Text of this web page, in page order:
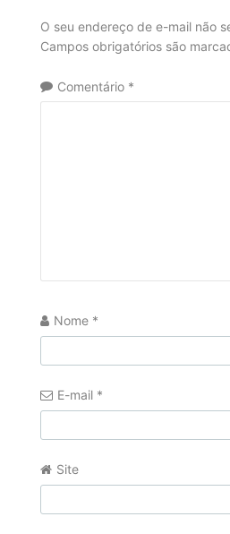
O seu endereço de e-mail não
Campos obrigatórios são
Comentário *
Nome *
E-mail *
Site